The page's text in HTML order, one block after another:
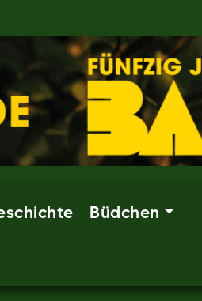
Büdchen